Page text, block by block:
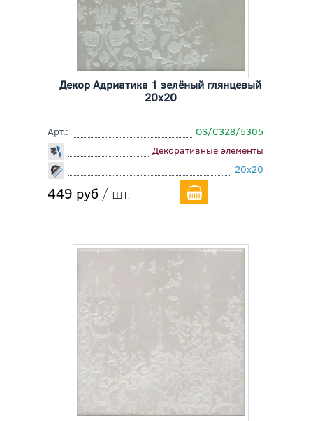
Декор Адриатика 1 зелёный глянцевый
20x20
Арт.:
OS/C328/5305
Декоративные элементы
20x20
449 руб / шт.